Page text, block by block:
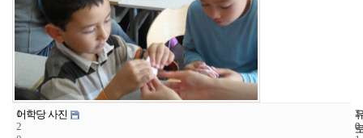
1
2
어학당 사진
1
0
2
0